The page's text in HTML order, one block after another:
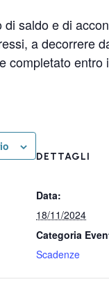
saldo e di
a decorrere
completato entro
DETTAGLI
Data:
18/11/2024
Categoria
Scadenze